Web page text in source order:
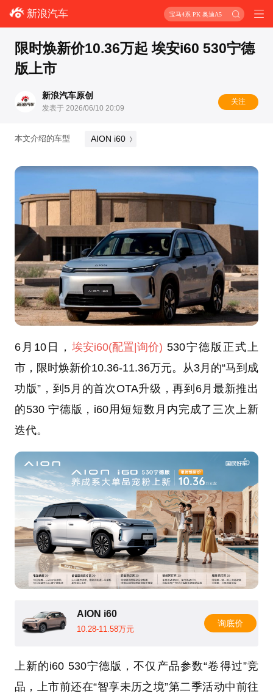
新浪汽车 宝马4系 PK 奥迪A5
限时焕新价10.36万起 埃安i60 530宁德
版上市
新浪汽车原创
发表于 2026/06/10 20:09
关注
本文介绍的车型 AION i60
6月10日， 埃安i60(配置|询价) 530宁德版正式上
市，限时焕新价10.36-11.36万元。从3月的“马到成
功版”，到5月的首次OTA升级，再到6月最新推出
的530 宁德版，i60用短短数月内完成了三次上新
迭代。
AION i60
10.28-11.58万元
询底价
上新的i60 530宁德版，不仅产品参数“卷得过”竞
品，上市前还在“智享未历之境”第二季活动中前往